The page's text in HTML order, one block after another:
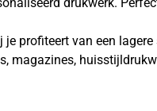
profiteert van een
magazines,